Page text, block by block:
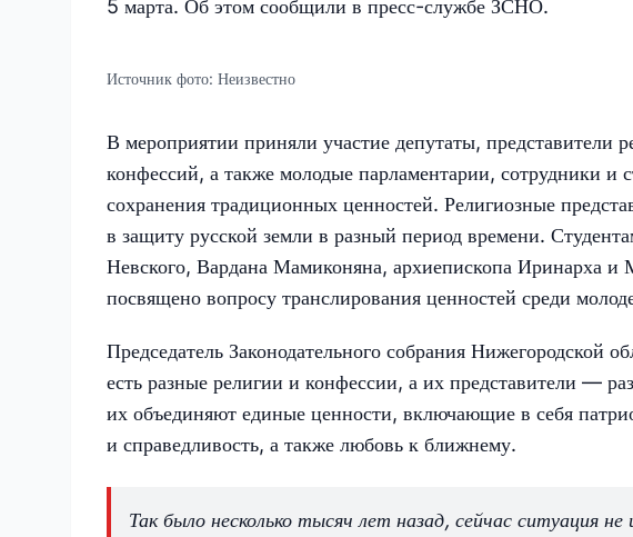
5 марта. Об этом сообщили в пресс-службе ЗСНО.
Источник фото: Неизвестно
В мероприятии приняли участие депутаты, представители
конфессий, а также молодые парламентарии, сотрудники и
сохранения традиционных ценностей. Религиозные
в защиту русской земли в разный период времени.
Невского, Вардана Мамиконяна, архиепископа Иринарха
посвящено вопросу транслирования ценностей среди
Председатель Законодательного собрания Нижегородской
есть разные религии и конфессии, а их представители —
их объединяют единые ценности, включающие в себя
и справедливость, а также любовь к ближнему.
Так было несколько тысяч лет назад, сейчас ситуация